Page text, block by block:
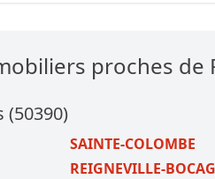
proches de
(50390)
SAINTE-COLOMBE
REIGNEVILLE-